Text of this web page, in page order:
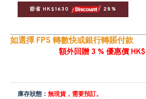
節省 HK$1630 28%
如選擇 FPS 轉數快或銀行轉賬付款
額外回贈 3 % 優惠價
庫存狀態： 無現貨，需要預訂。